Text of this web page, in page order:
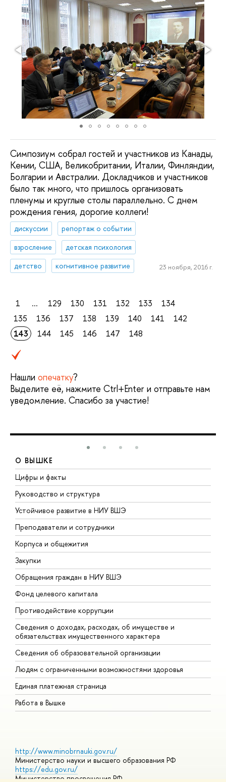
Симпозиум собрал гостей и участников из Канады,
Кении, США, Великобритании, Италии, Финляндии,
Болгарии и Австралии. Докладчиков и участников
было так много, что пришлось организовать
пленумы и круглые столы параллельно. С днем
рождения гения, дорогие коллеги!
дискуссии
репортаж о событии
взросление
детская психология
детство
когнитивное развитие 23 ноября, 2016 г.
1 ... 129 130 131 132 133
134
135
136 137 138 139 140 141
142
143
144 145 146 147 148
Нашли опечатку?
Выделите её, нажмите Ctrl+Enter и отправьте нам
уведомление. Спасибо за участие!
О ВЫШКЕ
Цифры и факты
Руководство и структура
Устойчивое развитие в НИУ ВШЭ
Преподаватели и сотрудники
Корпуса и общежития
Закупки
Обращения граждан в НИУ ВШЭ
Фонд целевого капитала
Противодействие коррупции
Сведения о доходах, расходах, об имуществе и
обязательствах имущественного характера
Сведения об образовательной организации
Людям с ограниченными возможностями здоровья
Единая платежная страница
Работа в Вышке
http://www.minobrnauki.gov.ru/
Министерство науки и высшего образования РФ
https://edu.gov.ru/
Министерство просвещения РФ